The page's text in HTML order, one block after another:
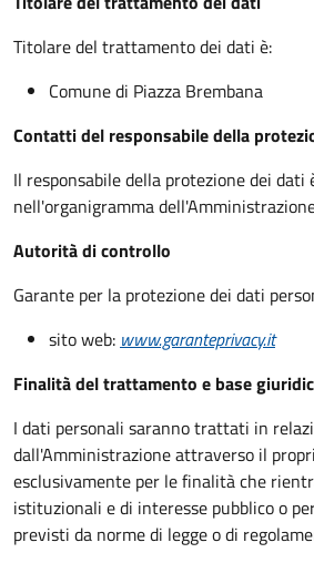
Titolare del trattamento dei dati è:
Comune di Piazza Brembana
Contatti del responsabile della
Il responsabile della protezione dei dati
nell'organigramma
Autorità di controllo
Garante per la protezione dei dati
sito web: www.garanteprivacy.it
Finalità del trattamento e base
I dati personali saranno trattati in
dall'Amministrazione attraverso il
esclusivamente per le finalità che
istituzionali e di interesse pubblico o
previsti da norme di legge o di